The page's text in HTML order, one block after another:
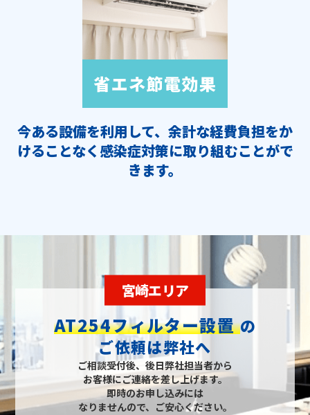
今ある設備を利用して、余計な経費負担をか
けることなく感染症対策に取り組むことがで
きます。
宮崎エリア
AT254フィルター設置の
ご依頼は弊社へ
ご相談受付後、後日弊社担当者から
お客様にご連絡を差し上げます。
即時のお申し込みには
なりませんので、ご安心ください。